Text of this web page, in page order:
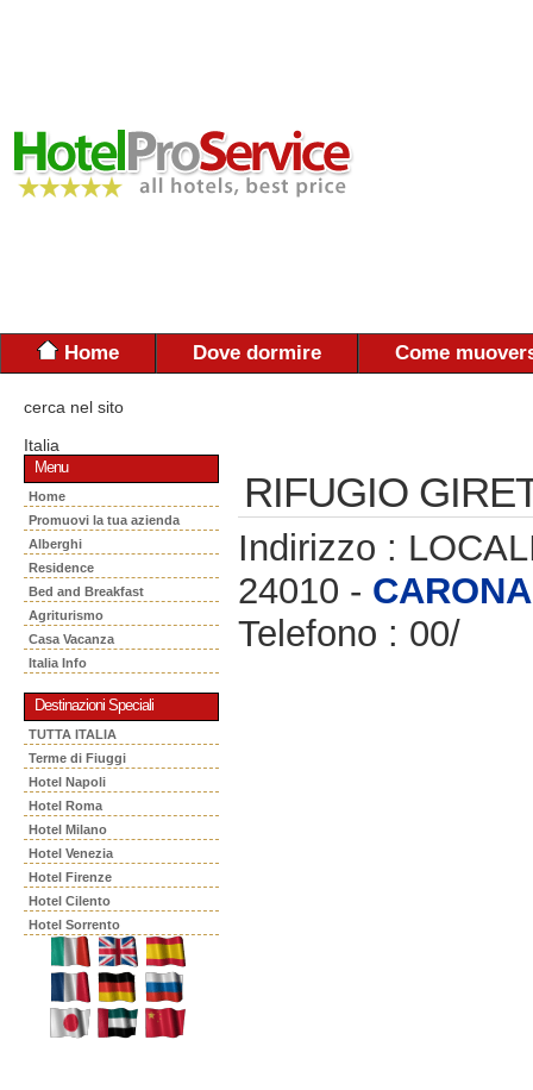
Home Dove dormire Come
cerca nel sito
Italia
Menu
Home
Promuovi la tua azienda
Alberghi
Residence
Bed and Breakfast
Agriturismo
Casa Vacanza
Italia Info
Destinazioni Speciali
TUTTA ITALIA
Terme di Fiuggi
Hotel Napoli
Hotel Roma
Hotel Milano
Hotel Venezia
Hotel Firenze
Hotel Cilento
Hotel Sorrento
RIFUGIO
Indirizzo :
24010 - CARONA
Telefono : 00/